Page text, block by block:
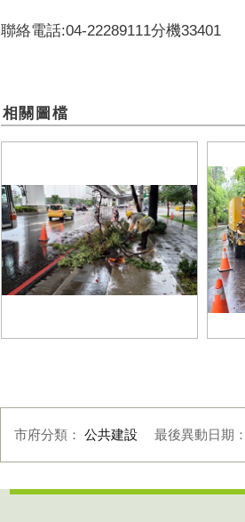
聯絡電話:04-22289111分機33401
相關圖檔
市府分類： 公共建設 最後異動日期：